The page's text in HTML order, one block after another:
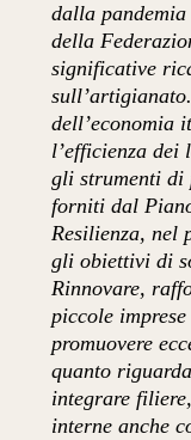
dalla pandemia
della
significative
dell’economia
l’efficienza dei
gli strumenti di
forniti dal
Resilienza, nel
gli obiettivi di
Rinnovare,
piccole
promuovere
quanto
integrare
interne anche